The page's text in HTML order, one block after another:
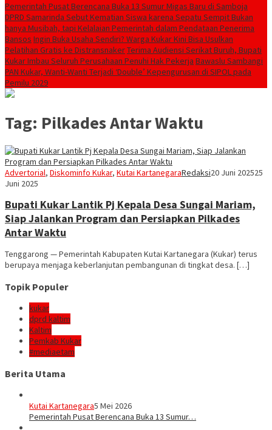
Pemerintah Pusat Berencana Buka 13 Sumur Migas Baru di Samboja
DPRD Samarinda Sebut Kematian Siswa karena Sepatu Sempit Bukan
hanya Musibah, tapi Kelalaian Pemerintah dalam Pendataan Penerima
Bansos Ingin Buka Usaha Sendiri? Warga Kukar Kini Bisa Usulkan
Pelatihan Gratis ke DistransnakerTerima Audiensi Serikat Buruh, Bupati
Kukar Imbau Seluruh Perusahaan Penuhi Hak Pekerja Bawaslu Sambangi
PAN Kukar, Wanti-Wanti Terjadi ‘Double’ Kepengurusan di SIPOL pada
Pemilu 2029
Tag: Pilkades Antar Waktu
Advertorial, Diskominfo Kukar, Kutai KartanegaraRedaksi20 Juni 202525
Juni 2025
Bupati Kukar Lantik Pj Kepala Desa Sungai Mariam,
Siap Jalankan Program dan Persiapkan Pilkades
Antar Waktu
Tenggarong — Pemerintah Kabupaten Kutai Kartanegara (Kukar) terus
berupaya menjaga keberlanjutan pembangunan di tingkat desa. […]
Topik Populer
kukar
dprd kaltim
Kaltim
Pemkab Kukar
#mediaetam
Berita Utama
Kutai Kartanegara5 Mei 2026
Pemerintah Pusat Berencana Buka 13 Sumur…